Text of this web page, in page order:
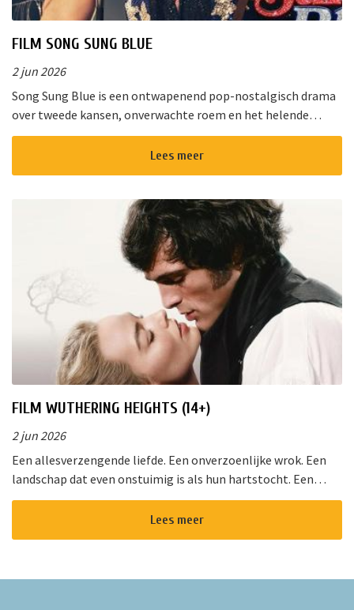
FILM SONG SUNG BLUE
2 jun 2026
Song Sung Blue is een ontwapenend pop-nostalgisch drama
over tweede kansen, onverwachte roem en het helende
vermogen van muziek. Van de diepe gloed van “Cracklin&rsq...
Lees meer
FILM WUTHERING HEIGHTS (14+)
2 jun 2026
Een allesverzengende liefde. Een onverzoenlijke wrok. Een
landschap dat even onstuimig is als hun hartstocht. Een
gedurfde en originele verfilming van de wereldberoemde
Lees meer